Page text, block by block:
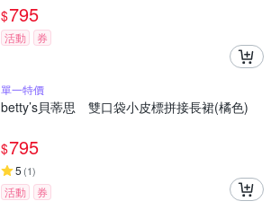
$795
活動 券
單一特價
betty’s貝蒂思 雙口袋小皮標拼接長裙(橘色)
$795
5 (1)
活動
券